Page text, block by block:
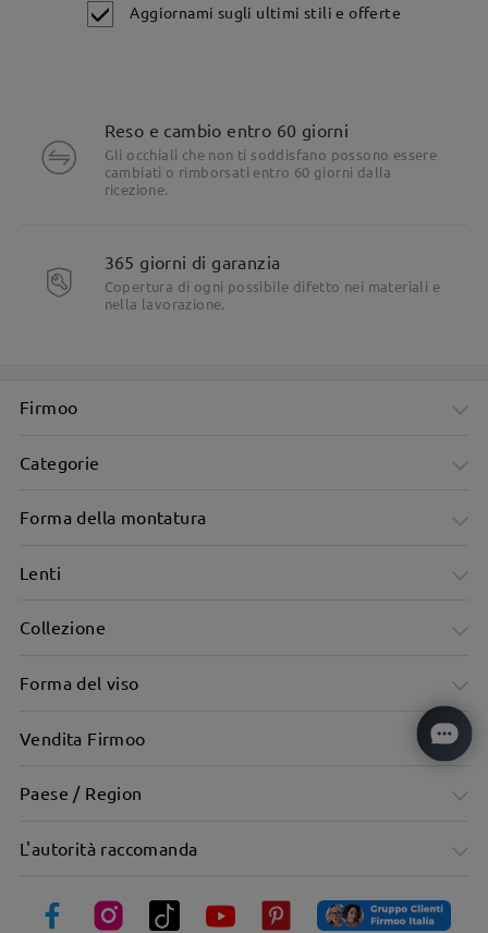
Aggiornami sugli ultimi stili e offerte
Reso e cambio entro 60 giorni
Gli occhiali che non ti soddisfano possono essere
cambiati o rimborsati entro 60 giorni dalla
ricezione.
365 giorni di garanzia
Copertura di ogni possibile difetto nei materiali e
nella lavorazione.
Firmoo
Categorie
Forma della montatura
Lenti
Collezione
Forma del viso
Vendita Firmoo
Paese / Region
L'autorità raccomanda